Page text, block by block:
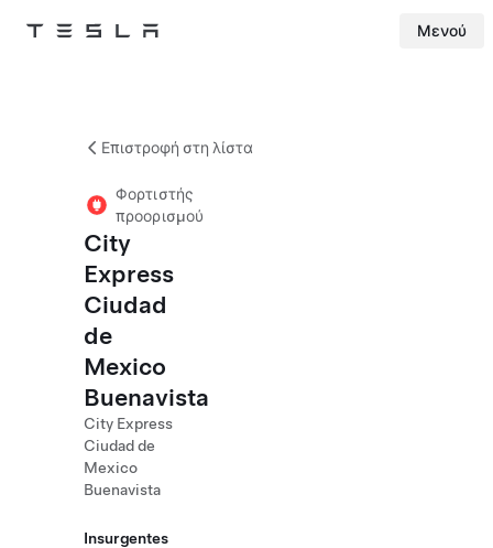
Tesla Μενού
Επιστροφή στη λίστα
Φορτιστής
προορισμού
City
Express
Ciudad
de
Mexico
Buenavista
City Express
Ciudad de
Mexico
Buenavista
Insurgentes